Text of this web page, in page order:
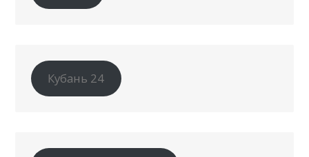
Кубань 24